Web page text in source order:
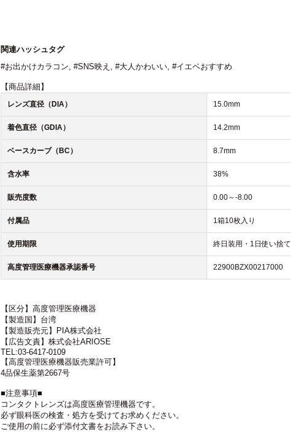
関連ハッシュタグ
#お出かけカラコン, #SNS映え , #大人かわいい, #イエベおすすめ
【商品詳細】
レンズ直径（DIA） 15.0mm
着色直径（GDIA） 14.2mm
ベースカーブ（BC） 8.7mm
含水率 38%
販売度数 0.00～-8.00
付属品 1箱10枚入り
使用期限 終日装用・1日使い捨て
高度管理医療機器承認番号 22900BZX00217000
【区分】高度管理医療機器
【製造国】台湾
【製造販売元】PIA株式会社
【広告文責】株式会社ARIOSE
TEL:03-6417-0109
【高度管理医療機器販売業許可】
4品保生薬第2667号
■注意事項■
コンタクトレンズは高度医療管理機器です。
必ず眼科医の検査・処方を受けてお求めください。
ご使用の前に必ず添付文書をお読み下さい。